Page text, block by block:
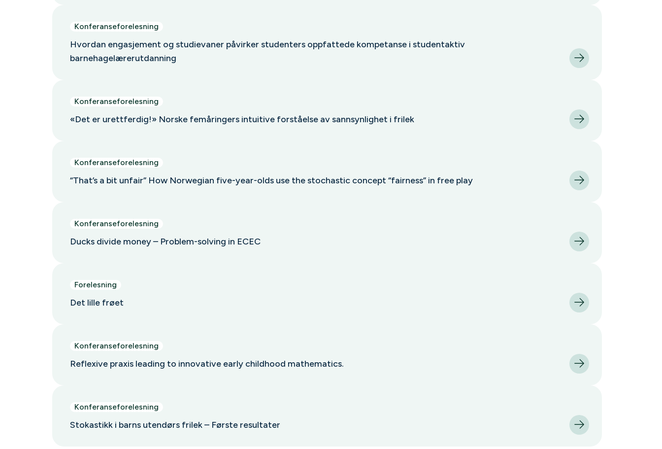
Konferanseforelesning
Hvordan engasjement og studievaner påvirker studenters oppfattede kompetanse i studentaktiv
barnehagelærerutdanning
Konferanseforelesning
«Det er urettferdig!» Norske femåringers intuitive forståelse av sannsynlighet i frilek
Konferanseforelesning
“That’s a bit unfair” How Norwegian five-year-olds use the stochastic concept “fairness” in free play
Konferanseforelesning
Ducks divide money – Problem-solving in ECEC
Forelesning
Det lille frøet
Konferanseforelesning
Reflexive praxis leading to innovative early childhood mathematics.
Konferanseforelesning
Stokastikk i barns utendørs frilek – Første resultater